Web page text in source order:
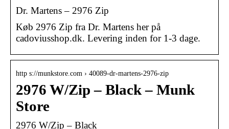
Dr. Martens – 2976 Zip
Køb 2976 Zip fra Dr. Martens her på
cadoviusshop.dk. Levering inden for 1-3 dage.
http s://munkstore.com › 40089-dr-martens-2976-zip
2976 W/Zip – Black – Munk
Store
2976 W/Zip – Black